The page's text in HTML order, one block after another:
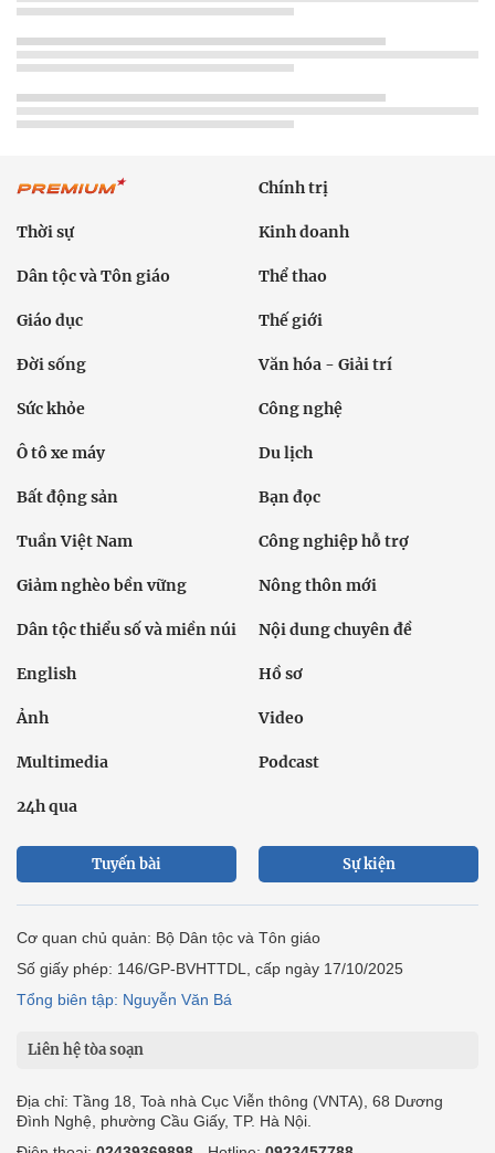
Chính trị
Thời sự Kinh doanh
Dân tộc và Tôn giáo Thể thao
Giáo dục Thế giới
Đời sống Văn hóa - Giải trí
Sức khỏe Công nghệ
Ô tô xe máy Du lịch
Bất động sản Bạn đọc
Tuần Việt Nam Công nghiệp hỗ trợ
Giảm nghèo bền vững Nông thôn mới
Dân tộc thiểu số và miền núi Nội dung chuyên đề
English Hồ sơ
Ảnh Video
Multimedia Podcast
24h qua
Tuyến bài Sự kiện
Cơ quan chủ quản: Bộ Dân tộc và Tôn giáo
Số giấy phép: 146/GP-BVHTTDL, cấp ngày 17/10/2025
Tổng biên tập: Nguyễn Văn Bá
Liên hệ tòa soạn
Địa chỉ: Tầng 18, Toà nhà Cục Viễn thông (VNTA), 68 Dương
Đình Nghệ, phường Cầu Giấy, TP. Hà Nội.